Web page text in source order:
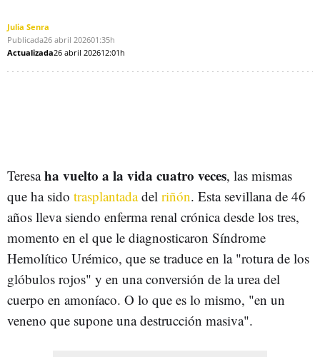
Julia Senra
Publicada26 abril 202601:35h
Actualizada26 abril 202612:01h
Teresaha vuelto a la vida cuatro veces, las mismas
que ha sido trasplantadadel riñón. Esta sevillana de 46
años lleva siendo enferma renal crónica desde los tres,
momento en el que le diagnosticaron Síndrome
Hemolítico Urémico, que se traduce en la "rotura de los
glóbulos rojos" y en una conversión de la urea del
cuerpo en amoníaco. O lo que es lo mismo, "en un
veneno que supone una destrucción masiva".